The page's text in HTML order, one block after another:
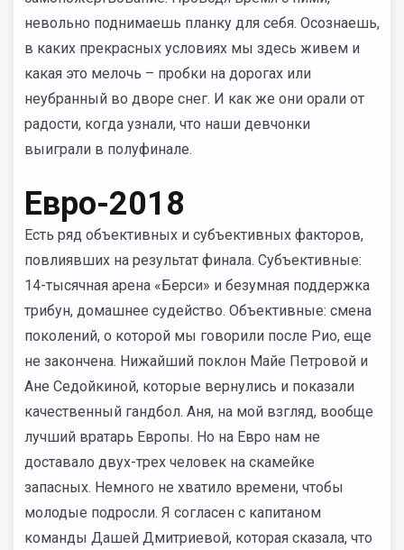
невольно поднимаешь планку для себя. Осознаешь,
в каких прекрасных условиях мы здесь живем и
какая это мелочь – пробки на дорогах или
неубранный во дворе снег. И как же они орали от
радости, когда узнали, что наши девчонки
выиграли в полуфинале.
Евро-2018
Есть ряд объективных и субъективных факторов,
повлиявших на результат финала. Субъективные:
14-тысячная арена «Берси» и безумная поддержка
трибун, домашнее судейство. Объективные: смена
поколений, о которой мы говорили после Рио, еще
не закончена. Нижайший поклон Майе Петровой и
Ане Седойкиной, которые вернулись и показали
качественный гандбол. Аня, на мой взгляд, вообще
лучший вратарь Европы. Но на Евро нам не
доставало двух-трех человек на скамейке
запасных. Немного не хватило времени, чтобы
молодые подросли. Я согласен с капитаном
команды Дашей Дмитриевой, которая сказала, что